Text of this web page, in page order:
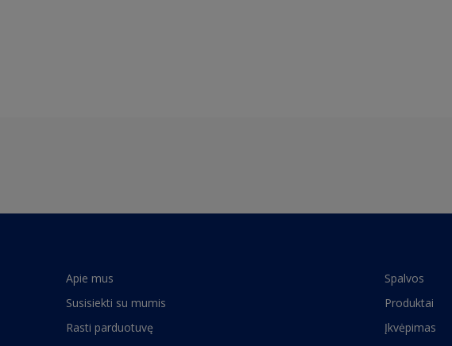
Apie mus
Susisiekti su mumis
Rasti parduotuvę
Spalvos
Produktai
Įkvėpimas